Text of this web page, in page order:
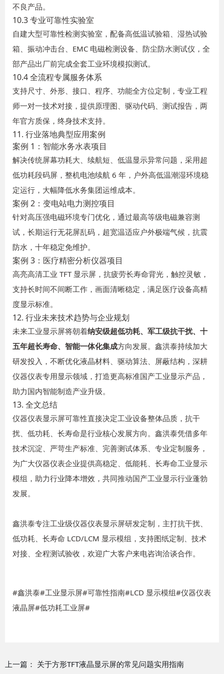
不良产品。
10.3 专业可靠性实验室
自建大型可靠性检测实验室，配备高低温试验箱、湿热试验
箱、振动冲击台、EMC 电磁检测设备、防尘防水测试仪，全
部产品出厂前完成全套工业环境模拟测试。
10.4 全流程专属服务体系
支持尺寸、外形、接口、程序、功能全方位定制，专业工程
师一对一技术对接，提供原理图、驱动代码、测试报告，两
年官方质保，终身技术支持。
11. 行业落地典型应用案例
案例 1：智能水务水表项目
解决传统屏幕功耗大、续航短、低温显示异常问题，采用超
低功耗段码屏，整机电池续航 6 年，户外高低温潮湿环境稳
定运行，大幅降低水务集团运维成本。
案例 2：变电站电力测控项目
针对高压强电磁环境专门优化，通过最高等级电磁兼容测
试，长期运行无花屏乱码，超宽温适应户外极端气候，抗震
防水，十年稳定免维护。
案例 3：医疗精密分析仪器项目
高亮高清工业 TFT 显示屏，抗疲劳长寿命背光，触控灵敏，
支持长时间不间断工作，画面清晰稳定，满足医疗设备高精
度显示标准。
12. 行业未来技术趋势与企业规划
未来工业显示屏将朝着纳安级超低功耗、军工级抗干扰、十
五年超长寿命、智能一体化集成方向发展。鑫洪泰持续加大
研发投入，不断优化液晶材料、驱动算法、屏蔽结构，深耕
仪器仪表专用显示领域，打造更高标准国产工业显示产品，
助力国内智能制造产业升级。
13. 全文总结
仪器仪表显示屏可靠性直接决定工业设备整体品质，抗干
扰、低功耗、长寿命是行业核心发展方向。鑫洪泰凭借多年
技术沉淀、严苛生产标准、完善测试体系、专业定制服务，
为广大仪器仪表企业提供高稳定、低能耗、长寿命工业显示
模组，助力行业降本增效，共同推动国产工业显示行业蓬勃
发展。
鑫洪泰专注工业级仪器仪表显示屏研发定制，主打抗干扰、
低功耗、长寿命 LCD/LCM 显示模组，支持图纸定制、技术
对接、全程测试验收，欢迎广大客户来电咨询洽谈合作。
#鑫洪泰#工业显示屏#可靠性指南#LCD 显示模组#仪器仪表
液晶屏#低功耗工业屏#
上一篇： 关于方形TFT液晶显示屏的常见问题实用指南